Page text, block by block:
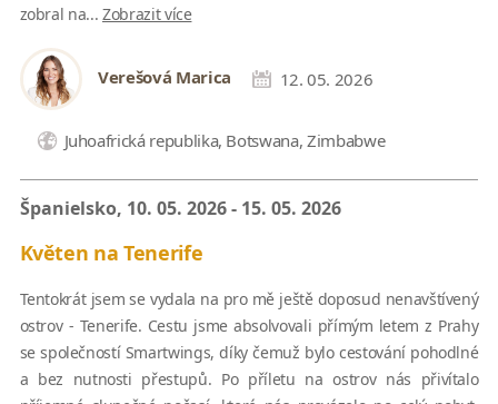
zobral na... Zobrazit více
Verešová Marica 12. 05. 2026
Juhoafrická republika, Botswana, Zimbabwe
Španielsko, 10. 05. 2026 - 15. 05. 2026
Květen na Tenerife
Tentokrát jsem se vydala na pro mě ještě doposud nenavštívený
ostrov - Tenerife. Cestu jsme absolvovali přímým letem z Prahy
se společností Smartwings, díky čemuž bylo cestování pohodlné
a bez nutnosti přestupů. Po příletu na ostrov nás přivítalo